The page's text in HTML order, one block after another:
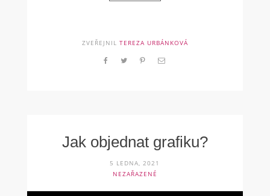
ZVEŘEJNIL TEREZA URBÁNKOVÁ
Jak objednat grafiku?
5 LEDNA, 2021
NEZAŘAZENÉ